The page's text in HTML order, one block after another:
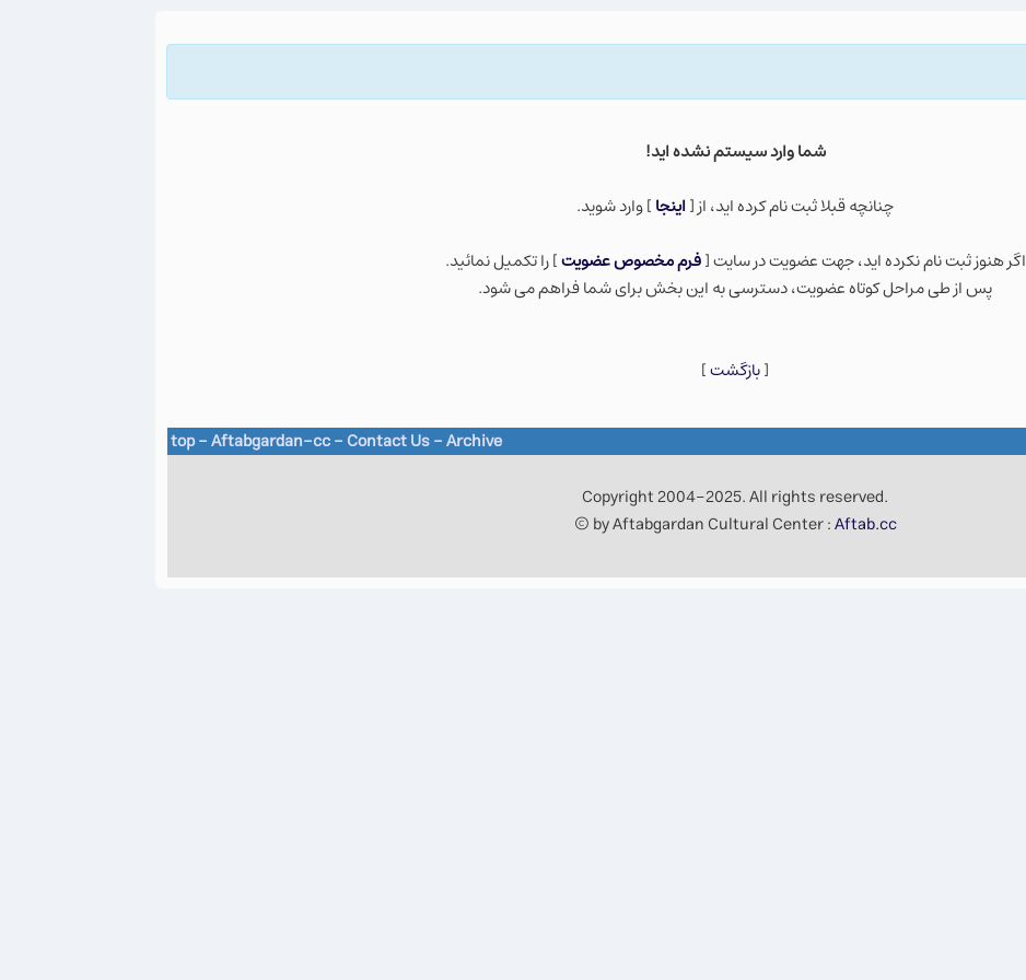
شما وارد سيستم نشده ايد!
چنانچه قبلا ثبت نام كرده ايد، از [اينجا] وارد شويد.
اگر هنوز ثبت نام نكرده ايد، جهت عضویت در سایت [فرم مخصوص عضویت] را تکمیل نمائید.
پس از طی مراحل کوتاه عضویت، دسترسی به این بخش برای شما فراهم می شود.
[بازگشت]
top-Aftabgardan-cc-Contact Us -Archive
Copyright 2004-2025. All rights reserved.
© by Aftabgardan Cultural Center :Aftab.cc